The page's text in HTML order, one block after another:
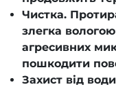
Чистка.
злегка
агресивних
пошкодити
Захист від